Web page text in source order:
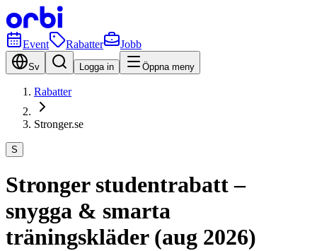
Event Rabatter Jobb
Sv Logga in Öppna meny
Rabatter
Stronger.se
S
Stronger studentrabatt –
snygga & smarta
träningskläder (aug 2026)